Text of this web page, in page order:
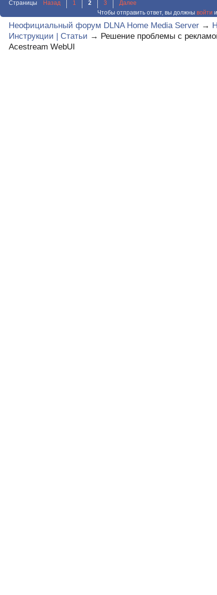
Страницы Назад 1 2 3
Далее
Чтобы отправить ответ, вы должны войти
Неофициальный форум DLNA Home Media Server →
Инструкции | Статьи → Решение проблемы с
Acestream WebUI